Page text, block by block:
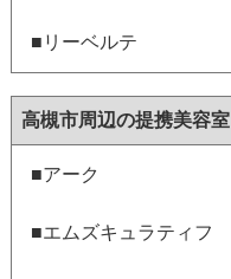
■リーベルテ
高槻市周辺の提携美容室
■アーク
■エムズキュラティフ